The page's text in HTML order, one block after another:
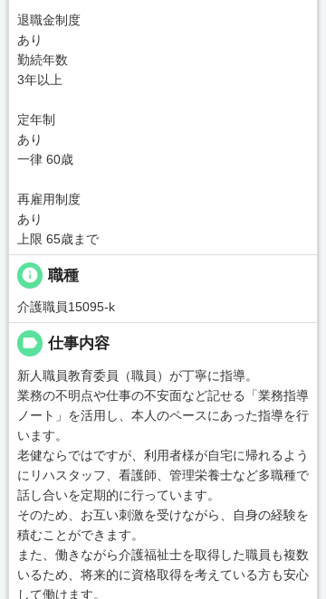
退職金制度
あり
勤続年数
3年以上
定年制
あり
一律 60歳
再雇用制度
あり
上限 65歳まで
info 職種
介護職員15095-k
label 仕事内容
新人職員教育委員（職員）が丁寧に指導。
業務の不明点や仕事の不安面など記せる「業務指導
ノート」を活用し、本人のペースにあった指導を行
います。
老健ならではですが、利用者様が自宅に帰れるよう
にリハスタッフ、看護師、管理栄養士など多職種で
話し合いを定期的に行っています。
そのため、お互い刺激を受けながら、自身の経験を
積むことができます。
また、働きながら介護福祉士を取得した職員も複数
いるため、将来的に資格取得を考えている方も安心
して働けます。